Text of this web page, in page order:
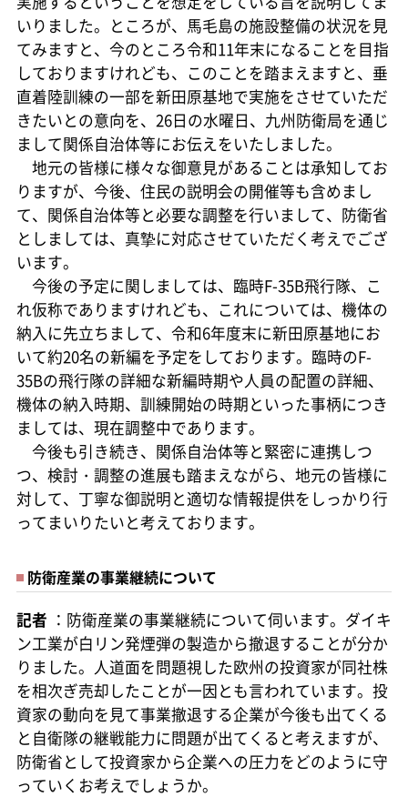
いりました。ところが、馬毛島の施設整備の状況を見
てみますと、今のところ令和11年末になることを目指
しておりますけれども、このことを踏まえますと、垂
直着陸訓練の一部を新田原基地で実施をさせていただ
きたいとの意向を、26日の水曜日、九州防衛局を通じ
まして関係自治体等にお伝えをいたしました。
地元の皆様に様々な御意見があることは承知してお
りますが、今後、住民の説明会の開催等も含めまし
て、関係自治体等と必要な調整を行いまして、防衛省
としましては、真摯に対応させていただく考えでござ
います。
今後の予定に関しましては、臨時F-35B飛行隊、こ
れ仮称でありますけれども、これについては、機体の
納入に先立ちまして、令和6年度末に新田原基地にお
いて約20名の新編を予定をしております。臨時のF-
35Bの飛行隊の詳細な新編時期や人員の配置の詳細、
機体の納入時期、訓練開始の時期といった事柄につき
ましては、現在調整中であります。
今後も引き続き、関係自治体等と緊密に連携しつ
つ、検討・調整の進展も踏まえながら、地元の皆様に
対して、丁寧な御説明と適切な情報提供をしっかり行
ってまいりたいと考えております。
防衛産業の事業継続について
記者 ：防衛産業の事業継続について伺います。ダイキ
ン工業が白リン発煙弾の製造から撤退することが分か
りました。人道面を問題視した欧州の投資家が同社株
を相次ぎ売却したことが一因とも言われています。投
資家の動向を見て事業撤退する企業が今後も出てくる
と自衛隊の継戦能力に問題が出てくると考えますが、
防衛省として投資家から企業への圧力をどのように守
っていくお考えでしょうか。